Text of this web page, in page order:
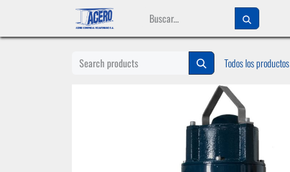
Todos los productos